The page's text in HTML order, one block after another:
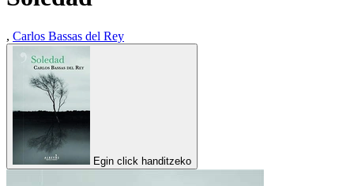
, Carlos Bassas del Rey
Egin click handitzeko